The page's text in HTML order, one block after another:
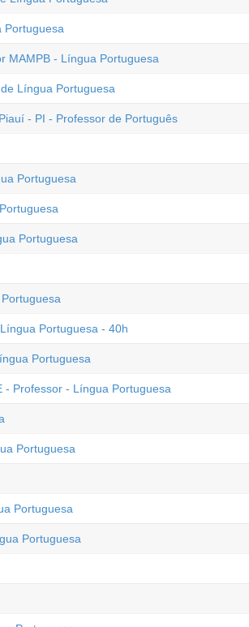
Portuguesa
MAMPB - Língua Portuguesa
Língua Portuguesa
- PI - Professor de Português
Portuguesa
Portuguesa
Portuguesa - 40h
Portuguesa
- Professor - Língua Portuguesa
Portuguesa
Portuguesa
Portuguesa